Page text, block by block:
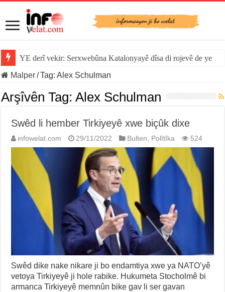
YE derî vekir: Serxwebûna Katalonyayê dîsa di rojevê de ye
Malper/Tag:Alex Schulman
Arşîvên Tag:Alex Schulman
Swêd li hember Tirkiyeyê xwe biçûk dixe
infowelat.com 29/11/2022 Bulten, Polîtîka 524
Swêd dike nake nikare ji bo endamtiya xwe ya NATO’yê
vetoya Tirkiyeyê ji hole rabike. Hukumeta Stocholmê bi
armanca Tirkiyeyê memnûn bike gav li ser gavan